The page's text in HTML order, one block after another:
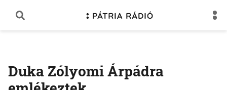
Duka Zólyomi Árpádra